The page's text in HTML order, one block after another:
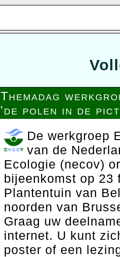
Themadag
'de polen in de
De werkgroep
van de
Ecologie (necov)
bijeenkomst op 23
Plantentuin van
noorden van
Graag uw
internet. U kunt
poster of een